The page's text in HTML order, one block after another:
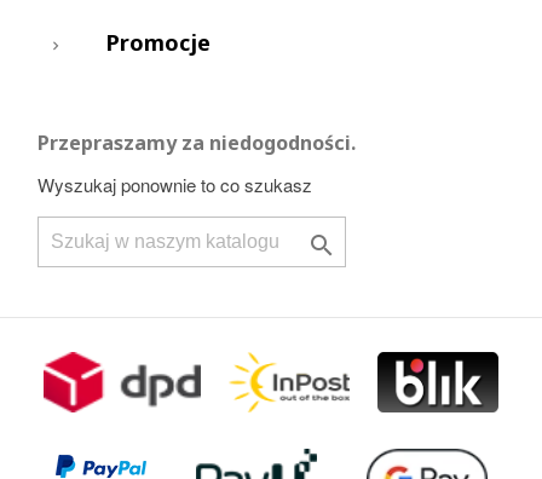
Promocje
Przepraszamy za niedogodności.
Wyszukaj ponownie to co szukasz
